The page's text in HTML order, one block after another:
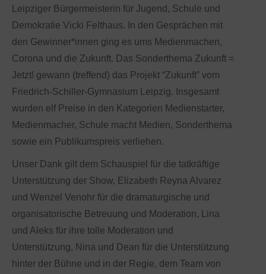
Leipziger Bürgermeisterin für Jugend, Schule und
Demokratie Vicki Felthaus. In den Gesprächen mit
den Gewinner*innen ging es ums Medienmachen,
Corona und die Zukunft. Das Sonderthema Zukunft =
Jetzt! gewann (treffend) das Projekt “Zukunft” vom
Friedrich-Schiller-Gymnasium Leipzig. Insgesamt
wurden elf Preise in den Kategorien Medienstarter,
Medienmacher, Schule macht Medien, Sonderthema
sowie ein Publikumspreis verliehen.
Unser Dank gilt dem Schauspiel für die tatkräftige
Unterstützung der Show, Elizabeth Reyna Alvarez
und Wenzel Venohr für die dramaturgische und
organisatorische Betreuung und Moderation, Lina
und Aleks für ihre tolle Moderation und
Unterstützung, Nina und Dean für die Unterstützung
hinter der Bühne und in der Regie, dem Team von